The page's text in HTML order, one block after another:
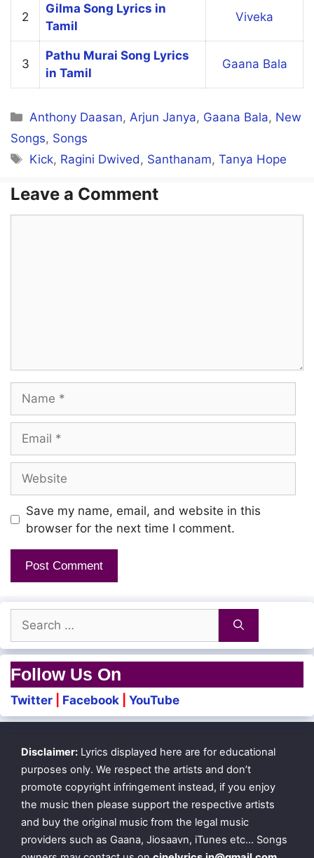
2
Gilma Song Lyrics in
Tamil
Viveka
3
Pathu Murai Song Lyrics
in Tamil
Gaana Bala
Categories
Anthony Daasan, Arjun Janya, Gaana Bala, New
Songs, Songs
Tags
Kick, Ragini Dwived , Santhanam,Tanya Hope
Leave a Comment
Save my name, email, and website in this
browser for the next time I comment.
for:
Follow Us On
Twitter Facebook YouTube
Disclaimer: Lyrics displayed here are for educational
purposes only. We respect the artists and don’t
promote copyright infringement instead, if you enjoy
the music then please support the respective artists
and buy the original music from the legal music
providers such as Gaana, Jiosaavn, iTunes etc… Songs